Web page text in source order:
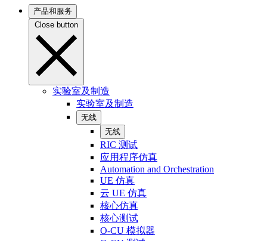
产品和服务
Close button
实验室及制造
实验室及制造
无线
无线
RIC 测试
应用程序仿真
Automation and Orchestration
UE 仿真
云 UE 仿真
核心仿真
核心测试
O-CU 模拟器